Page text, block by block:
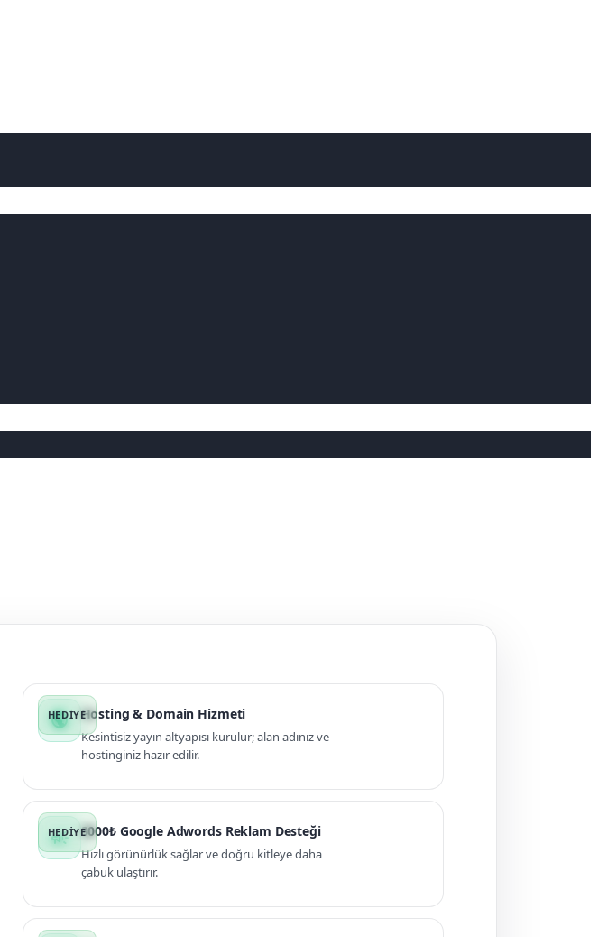
public Hosting & Domain Hizmeti
Kesintisiz yayın altyapısı kurulur; alan adınız ve
hostinginiz hazır edilir.
campaign 3000₺ Google Adwords Reklam Desteği
Hızlı görünürlük sağlar ve doğru kitleye daha
çabuk ulaştırır.